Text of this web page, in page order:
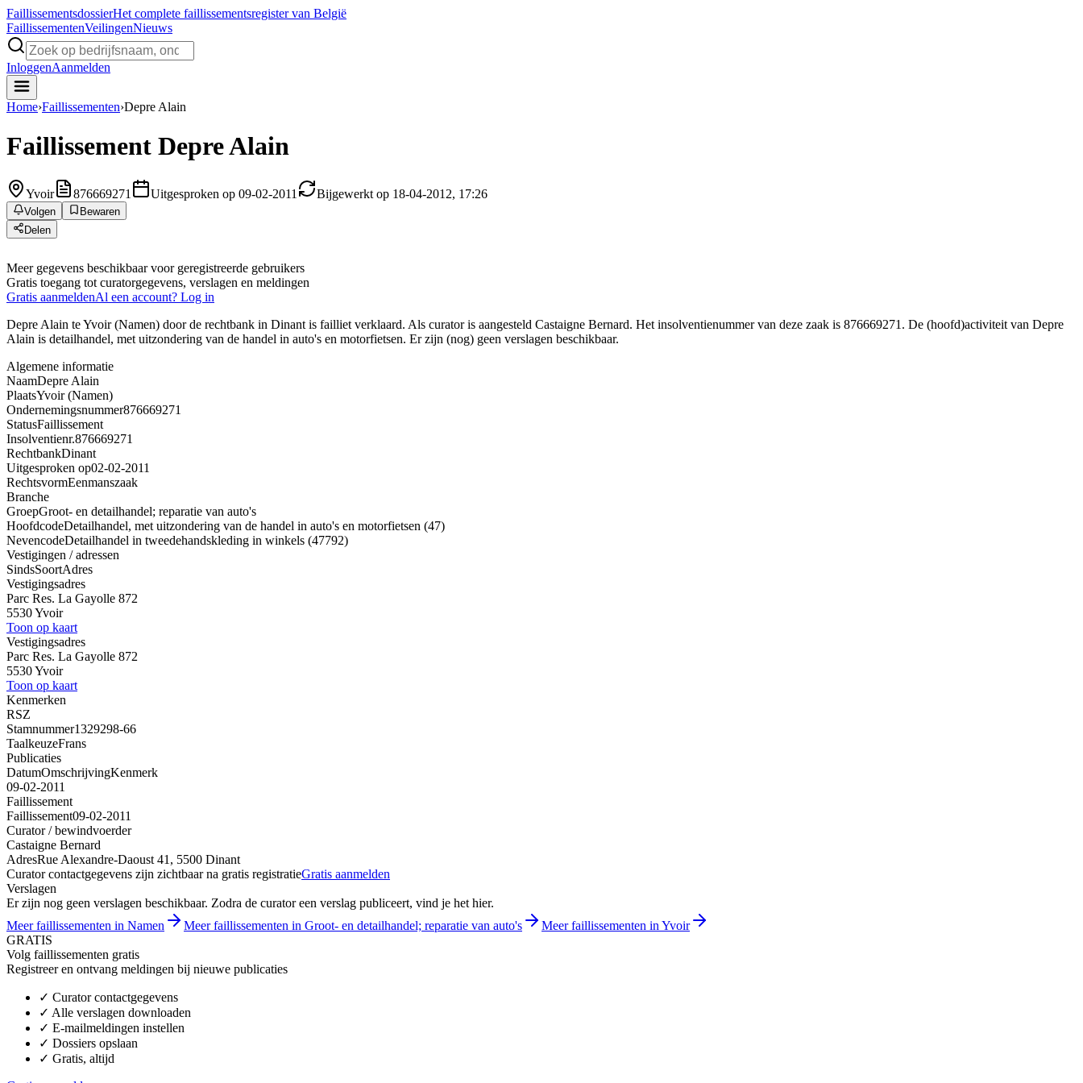
FaillissementsdossierHet complete faillissementsregister van België
FaillissementenVeilingenNieuws
InloggenAanmelden
Home›Faillissementen›Depre Alain
Faillissement Depre Alain
Yvoir 876669271 Uitgesproken op 09-02-2011 Bijgewerkt op 18-04-2012, 17:26
Volgen
Bewaren
Delen
Meer gegevens beschikbaar voor geregistreerde gebruikers
Gratis toegang tot curatorgegevens, verslagen en meldingen
Gratis aanmeldenAl een account? Log in
Depre Alain te Yvoir (Namen) door de rechtbank in Dinant is failliet verklaard. Als curator is aangesteld Castaigne Bernard. Het insolventienummer van deze zaak is 876669271. De (hoofd)activiteit van Depre
Alain is detailhandel, met uitzondering van de handel in auto's en motorfietsen. Er zijn (nog) geen verslagen beschikbaar.
Algemene informatie
NaamDepre Alain
PlaatsYvoir (Namen)
Ondernemingsnummer876669271
StatusFaillissement
Insolventienr.876669271
RechtbankDinant
Uitgesproken op02-02-2011
RechtsvormEenmanszaak
Branche
GroepGroot- en detailhandel; reparatie van auto's
HoofdcodeDetailhandel, met uitzondering van de handel in auto's en motorfietsen (47)
NevencodeDetailhandel in tweedehandskleding in winkels (47792)
Vestigingen / adressen
SindsSoortAdres
Vestigingsadres
Parc Res. La Gayolle 872
5530 Yvoir
Toon op kaart
Vestigingsadres
Parc Res. La Gayolle 872
5530 Yvoir
Toon op kaart
Kenmerken
RSZ
Stamnummer1329298-66
TaalkeuzeFrans
Publicaties
DatumOmschrijvingKenmerk
09-02-2011
Faillissement
Faillissement09-02-2011
Curator / bewindvoerder
Castaigne Bernard
AdresRue Alexandre-Daoust 41, 5500 Dinant
Curator contactgegevens zijn zichtbaar na gratis registratieGratis aanmelden
Verslagen
Er zijn nog geen verslagen beschikbaar. Zodra de curator een verslag publiceert, vind je het hier.
Meer faillissementen in Namen
Meer faillissementen in Groot- en detailhandel; reparatie van auto's
Meer faillissementen in Yvoir
GRATIS
Volg faillissementen gratis
Registreer en ontvang meldingen bij nieuwe publicaties
✓ Curator contactgegevens
✓ Alle verslagen downloaden
✓ E-mailmeldingen instellen
✓ Dossiers opslaan
✓ Gratis, altijd